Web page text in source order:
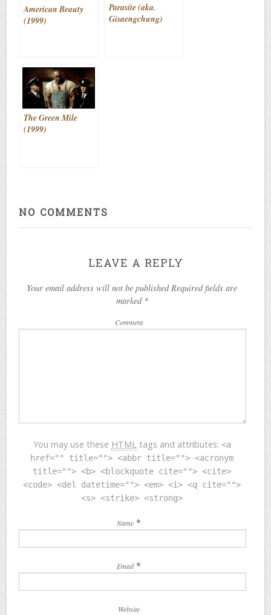
American Beauty
(1999)
Parasite (aka.
Gisaengchung)
The Green Mile
(1999)
NO COMMENTS
LEAVE A REPLY
Your email address will not be published Required fields are
marked *
Comment
You may use these HTML tags and attributes: <a
href="" title=""> <abbr title=""> <acronym
title=""> <b> <blockquote cite=""> <cite>
<code> <del datetime=""> <em> <i> <q cite="">
<s> <strike> <strong>
Name *
Email *
Website